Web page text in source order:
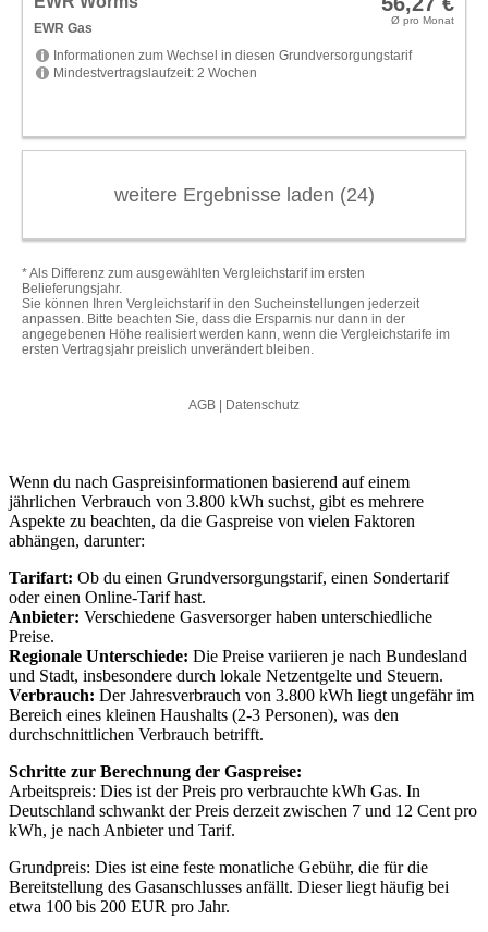
Wenn du nach Gaspreisinformationen basierend auf einem
jährlichen Verbrauch von 3.800 kWh suchst, gibt es mehrere
Aspekte zu beachten, da die Gaspreise von vielen Faktoren
abhängen, darunter:
Tarifart: Ob du einen Grundversorgungstarif, einen Sondertarif
oder einen Online-Tarif hast.
Anbieter: Verschiedene Gasversorger haben unterschiedliche
Preise.
Regionale Unterschiede: Die Preise variieren je nach Bundesland
und Stadt, insbesondere durch lokale Netzentgelte und Steuern.
Verbrauch: Der Jahresverbrauch von 3.800 kWh liegt ungefähr im
Bereich eines kleinen Haushalts (2-3 Personen), was den
durchschnittlichen Verbrauch betrifft.
Schritte zur Berechnung der Gaspreise:
Arbeitspreis: Dies ist der Preis pro verbrauchte kWh Gas. In
Deutschland schwankt der Preis derzeit zwischen 7 und 12 Cent pro
kWh, je nach Anbieter und Tarif.
Grundpreis: Dies ist eine feste monatliche Gebühr, die für die
Bereitstellung des Gasanschlusses anfällt. Dieser liegt häufig bei
etwa 100 bis 200 EUR pro Jahr.